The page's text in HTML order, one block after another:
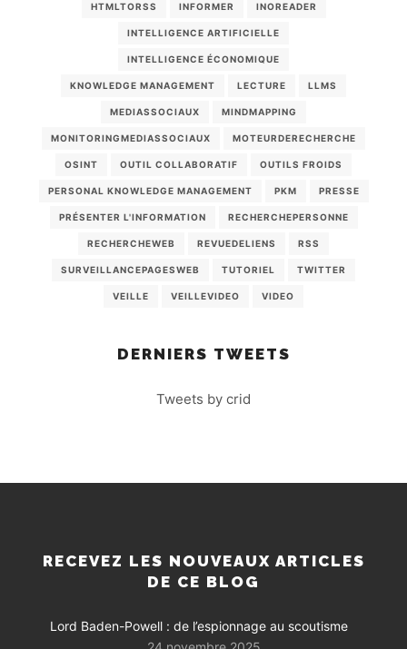
HTMLTORSS INFORMER INOREADER
INTELLIGENCE ARTIFICIELLE
INTELLIGENCE ÉCONOMIQUE
KNOWLEDGE MANAGEMENT LECTURE LLMS
MEDIASSOCIAUX MINDMAPPING
MONITORINGMEDIASSOCIAUX MOTEURDERECHERCHE
OSINT OUTIL COLLABORATIF OUTILS FROIDS
PERSONAL KNOWLEDGE MANAGEMENT PKM PRESSE
PRÉSENTER L'INFORMATION RECHERCHEPERSONNE
RECHERCHEWEB REVUEDELIENS RSS
SURVEILLANCEPAGESWEB TUTORIEL TWITTER
VEILLE VEILLEVIDEO VIDEO
DERNIERS TWEETS
Tweets by crid
RECEVEZ LES NOUVEAUX ARTICLES
DE CE BLOG
Lord Baden-Powell : de l’espionnage au scoutisme